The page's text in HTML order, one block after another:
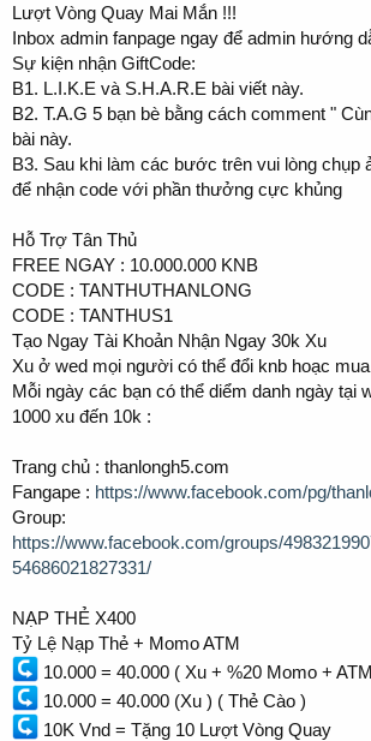
r
Lượt Vòng Quay Mai Mắn !!!
Inbox admin fanpage ngay để admin hướng
Sự kiện nhận GiftCode:
B1. L.I.K.E và S.H.A.R.E bài viết này.
B2. T.A.G 5 bạn bè bằng cách comment "
bài này.
B3. Sau khi làm các bước trên vui lòng chụp
để nhận code với phần thưởng cực khủng
Hỗ Trợ Tân Thủ
FREE NGAY : 10.000.000 KNB
CODE : TANTHUTHANLONG
CODE : TANTHUS1
Tạo Ngay Tài Khoản Nhận Ngay 30k Xu
Xu ở wed mọi người có thể đổi knb hoạc
Mỗi ngày các bạn có thể diểm danh ngày tại
1000 xu đến 10k :
Trang chủ : thanlongh5.com
Fangape : https://www.facebook.com/pg/
Group:
https://www.facebook.com/groups/
54686021827331/
NẠP THẺ X400
Tỷ Lệ Nạp Thẻ + Momo ATM
10.000 = 40.000 ( Xu + %20 Momo +
10.000 = 40.000 (Xu ) ( Thẻ Cào )
10K Vnd = Tặng 10 Lượt Vòng Quay